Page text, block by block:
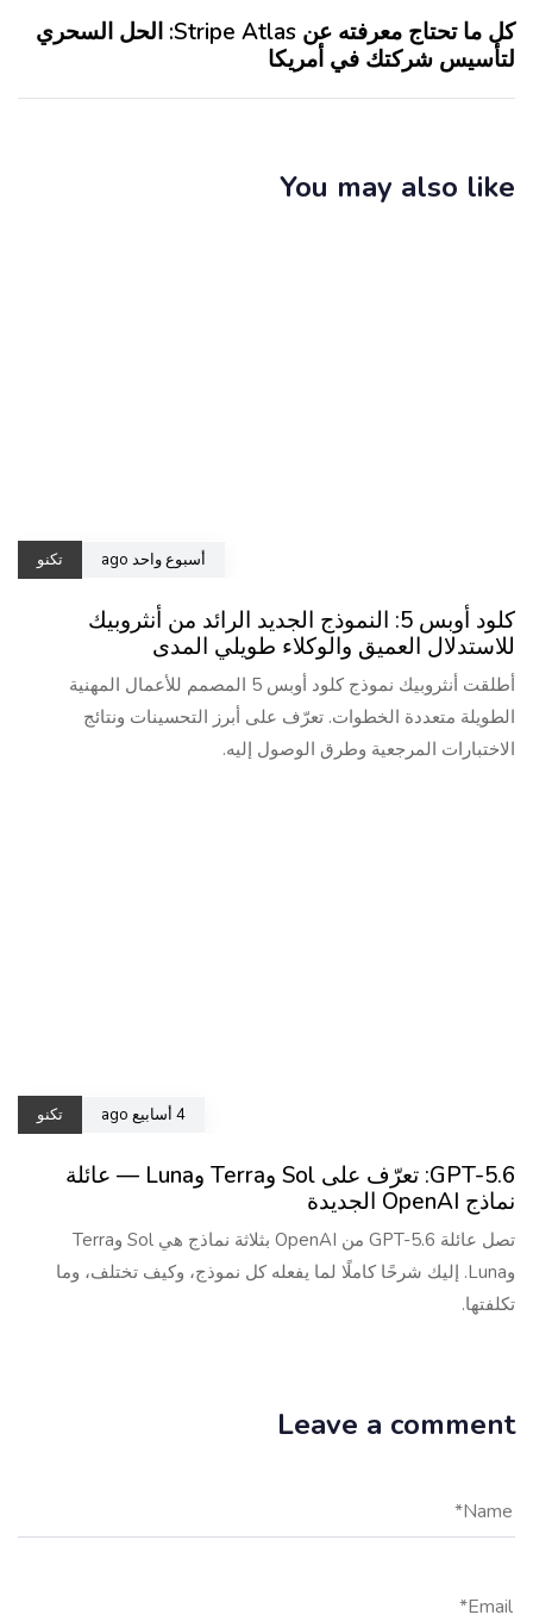
كل ما تحتاج معرفته عن Stripe Atlas: الحل السحري
لتأسيس شركتك في أمريكا
You may also like
أسبوع واحد ago تكنو
كلود أوبس 5: النموذج الجديد الرائد من أنثروبيك
للاستدلال العميق والوكلاء طويلي المدى
أطلقت أنثروبيك نموذج كلود أوبس 5 المصمم للأعمال المهنية
الطويلة متعددة الخطوات. تعرّف على أبرز التحسينات ونتائج
الاختبارات المرجعية وطرق الوصول إليه.
4 أسابيع ago تكنو
GPT-5.6: تعرّف على Sol وTerra وLuna — عائلة
نماذج OpenAI الجديدة
تصل عائلة GPT-5.6 من OpenAI بثلاثة نماذج هي Sol وTerra
وLuna. إليك شرحًا كاملًا لما يفعله كل نموذج، وكيف تختلف، وما
تكلفتها.
Leave a comment